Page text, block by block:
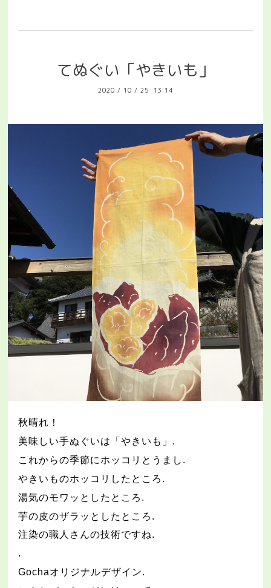
てぬぐい「やきいも」
2020 / 10 / 25 13:14
秋晴れ！
美味しい手ぬぐいは「やきいも」 .
これからの季節にホッコリとうまし .
やきいものホッコリしたところ .
湯気のモワッとしたところ .
芋の皮のザラッとしたところ .
注染の職人さんの技術ですね.
.
Gochaオリジナルデザイン.